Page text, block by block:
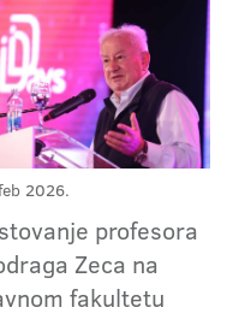
2026.
profesora
Zeca na
fakultetu